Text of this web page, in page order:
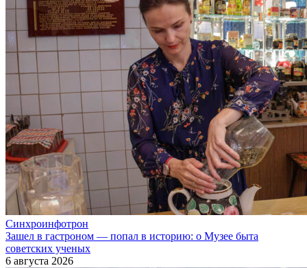
Синхроинфотрон
Зашел в гастроном — попал в историю: о Музее быта
советских ученых
6 августа 2026